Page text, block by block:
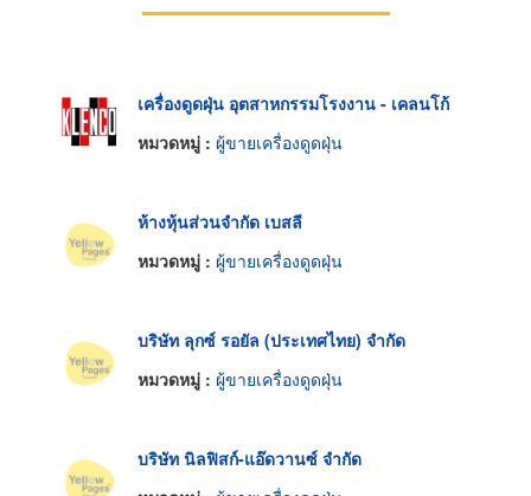
เครื่องดูดฝุ่น อุตสาหกรรมโรงงาน - เคลนโก้
หมวดหมู่ : ผู้ขายเครื่องดูดฝุ่น
ห้างหุ้นส่วนจำกัด เบสลี
หมวดหมู่ : ผู้ขายเครื่องดูดฝุ่น
บริษัท ลุกซ์ รอยัล (ประเทศไทย) จำกัด
หมวดหมู่ : ผู้ขายเครื่องดูดฝุ่น
บริษัท นิลฟิสก์-แอ๊ดวานซ์ จำกัด